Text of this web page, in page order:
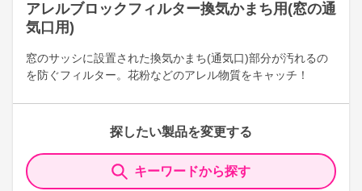
アレルブロックフィルター換気かまち用(窓の通
気口用)
窓のサッシに設置された換気かまち(通気口)部分が汚れるの
を防ぐフィルター。花粉などのアレル物質をキャッチ！
探したい製品を変更する
キーワードから探す